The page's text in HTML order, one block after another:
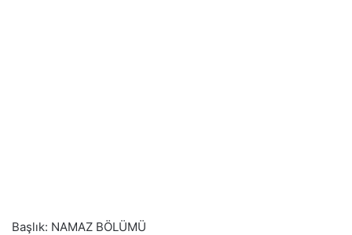
Başlık: NAMAZ BÖLÜMÜ